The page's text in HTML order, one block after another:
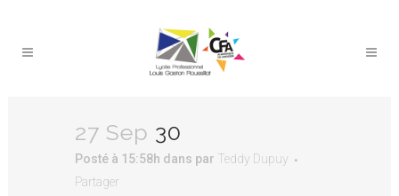
27 Sep 30
Posté à 15:58h dans par Teddy Dupuy
Partager